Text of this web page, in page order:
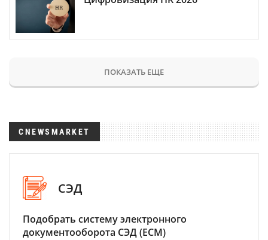
ПОКАЗАТЬ ЕЩЕ
CNEWSMARKET
СЭД
Подобрать систему электронного
документооборота СЭД (ECM)